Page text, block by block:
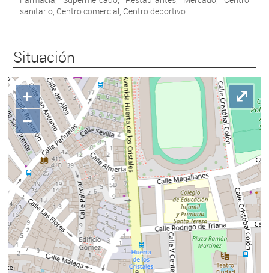
sanitario, Centro comercial, Centro deportivo
Situación
+
−
⤢